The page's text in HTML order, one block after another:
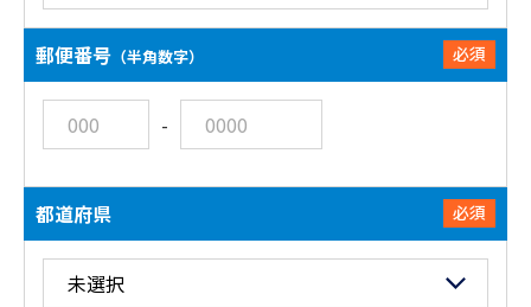
必須
郵便番号 （半角数字）
-
必須
都道府県